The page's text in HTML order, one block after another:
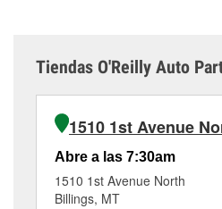
Tiendas O'Reilly Auto
1510 1st Avenue
Abre a las 7:30am
1510 1st Avenue North
Billings, MT